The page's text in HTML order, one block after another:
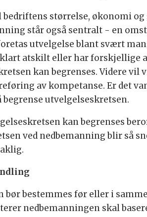
størrelse, økonomi
står også sentralt - en
utvelgelse blant svært
atskilt eller har forskjellige
kan begrenses. Videre
av kompetanse. Er det
utvelgelseskretsen.
kan begrenses
ved nedbemanning blir så
bør bestemmes før eller i
nedbemanningen skal